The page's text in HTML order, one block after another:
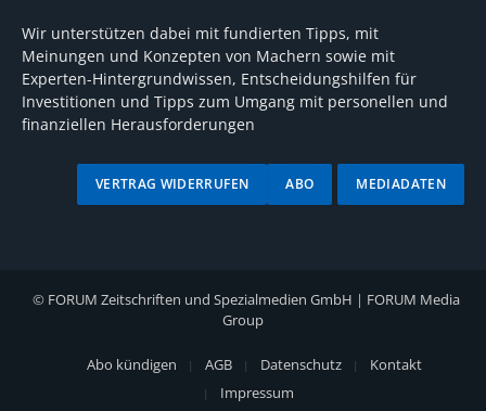
Wir unterstützen dabei mit fundierten Tipps, mit
Meinungen und Konzepten von Machern sowie mit
Experten-Hintergrundwissen, Entscheidungshilfen für
Investitionen und Tipps zum Umgang mit personellen und
finanziellen Herausforderungen
MEDIADATEN
ABO
VERTRAG WIDERRUFEN
© FORUM Zeitschriften und Spezialmedien GmbH | FORUM Media
Group
Abo kündigen AGB Datenschutz
Kontakt
Impressum